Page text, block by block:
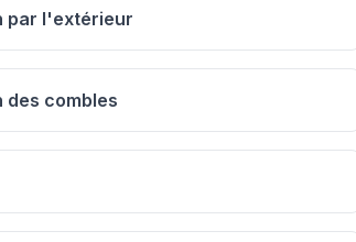
par l'extérieur
des combles